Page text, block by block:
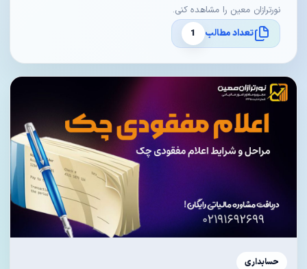
نورترازان معین را مشاهده کنی.
تعداد مطالب
1
حسابداری